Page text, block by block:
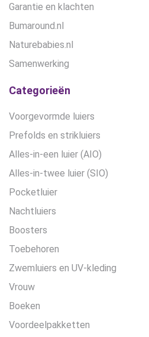
Garantie en klachten
Bumaround.nl
Naturebabies.nl
Samenwerking
Categorieën
Voorgevormde luiers
Prefolds en strikluiers
Alles-in-een luier (AIO)
Alles-in-twee luier (SIO)
Pocketluier
Nachtluiers
Boosters
Toebehoren
Zwemluiers en UV-kleding
Vrouw
Boeken
Voordeelpakketten